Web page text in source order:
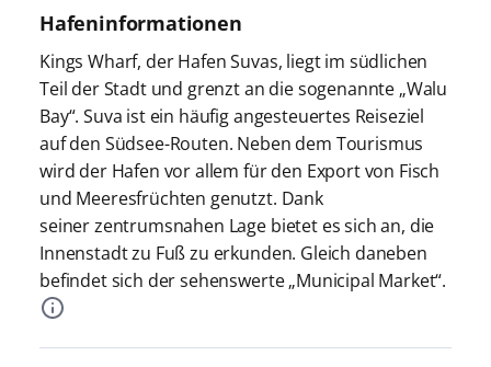
Hafeninformationen
Kings Wharf, der Hafen Suvas, liegt im südlichen
Teil der Stadt und grenzt an die sogenannte „Walu
Bay“. Suva ist ein häufig angesteuertes Reiseziel
auf den Südsee-Routen. Neben dem Tourismus
wird der Hafen vor allem für den Export von Fisch
und Meeresfrüchten genutzt. Dank
seiner zentrumsnahen Lage bietet es sich an, die
Innenstadt zu Fuß zu erkunden. Gleich daneben
befindet sich der sehenswerte „Municipal Market“.